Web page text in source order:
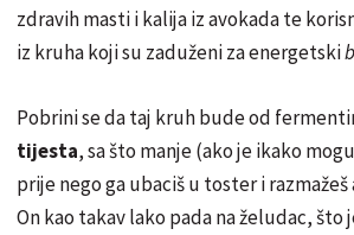
zdravih masti i kalija iz avokada te
iz kruha koji su zaduženi za energetski
Pobrini se da taj kruh bude od
tijesta, sa što manje (ako je ikako
prije nego ga ubaciš u toster i
On kao takav lako pada na želudac, što